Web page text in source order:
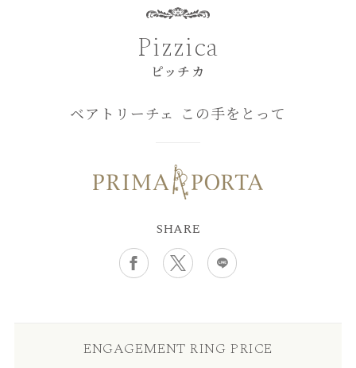
Pizzica
ピッチカ
ベアトリーチェ この手をとって
SHARE
ENGAGEMENT RING PRICE